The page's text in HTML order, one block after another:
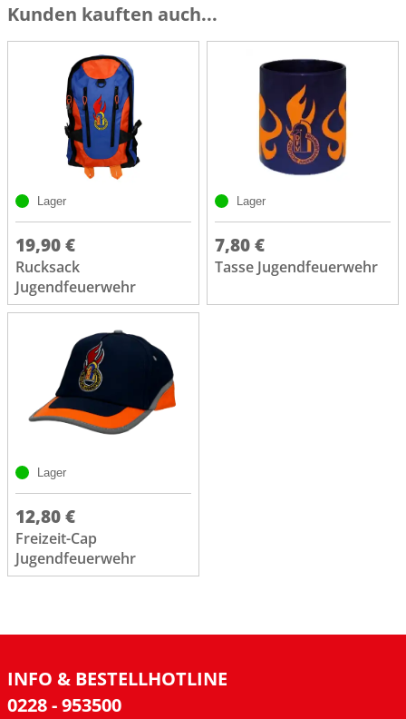
Kunden kauften auch...
Lager
19,90 €
Rucksack
Jugendfeuerwehr
Lager
7,80 €
Tasse Jugendfeuerwehr
Lager
12,80 €
Freizeit-Cap
Jugendfeuerwehr
INFO & BESTELLHOTLINE
0228 - 953500